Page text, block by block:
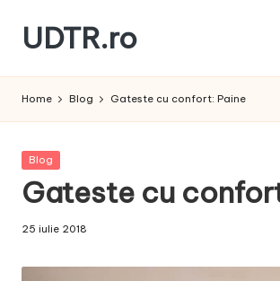
Skip
content
UDTR.ro
te
Home Blog Gateste cu confort: Paine
Posted
Blog
Gateste cu
25 iulie 2018